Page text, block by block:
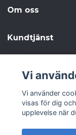
Om oss
Kundtjänst
Sociala medier
Vi
Vi använder
visas för dig
upplevelse när